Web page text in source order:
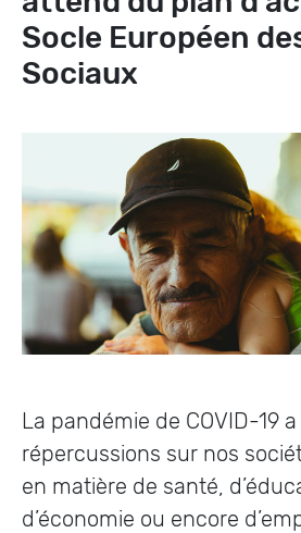
Socle Européen
Sociaux
La pandémie de COVID-19
répercussions sur nos
en matière de santé,
d’économie ou encore